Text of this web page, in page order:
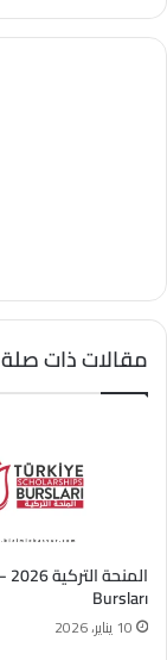
مقالات ذات صلة
Bursları
10 يناير، 2026